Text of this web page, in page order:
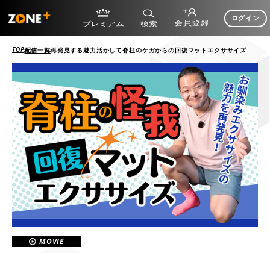
ログイン
TOP配信一覧再発見する魅力活かして脊柱のケガからの回復マットエクササイズ
MOVIE